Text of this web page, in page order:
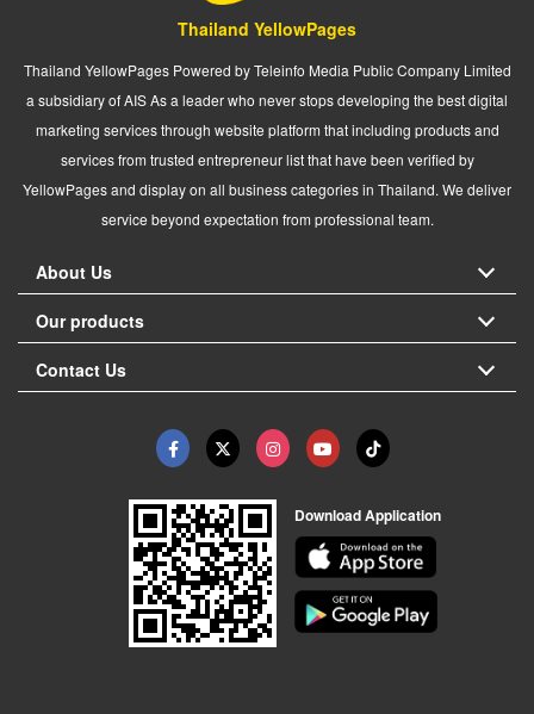
Thailand YellowPages
Thailand YellowPages Powered by Teleinfo Media Public Company Limited
a subsidiary of AIS As a leader who never stops developing the best digital
marketing services through website platform that including products and
services from trusted entrepreneur list that have been verified by
YellowPages and display on all business categories in Thailand. We deliver
service beyond expectation from professional team.
About Us
Our products
Contact Us
Download Application